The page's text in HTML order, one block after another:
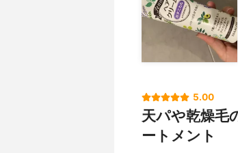
5.00
天パや乾燥毛
ートメント